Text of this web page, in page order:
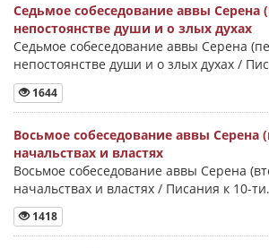
Седьмое собеседование аввы Серена
непостоянстве души и о злых духах
Седьмое собеседование аввы Серена
непостоянстве души и о злых духах /
1644
Восьмое собеседование аввы Серена
начальствах и властях
Восьмое собеседование аввы Серена
начальствах и властях / Писания к 10-
1418